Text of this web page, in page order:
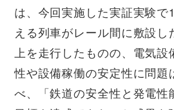
は、今回実施した実証実験
える列車がレール間に敷設し
上を走行したものの、電気
性や設備稼働の安定性に問題
べ、「鉄道の安全性と発電性